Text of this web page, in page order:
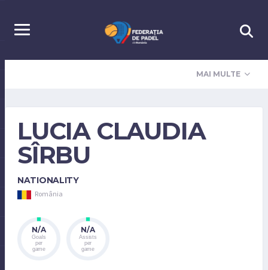
MAI MULTE
LUCIA CLAUDIA
SÎRBU
NATIONALITY
România
N/A
Goals
per
game
N/A
Assists
per
game